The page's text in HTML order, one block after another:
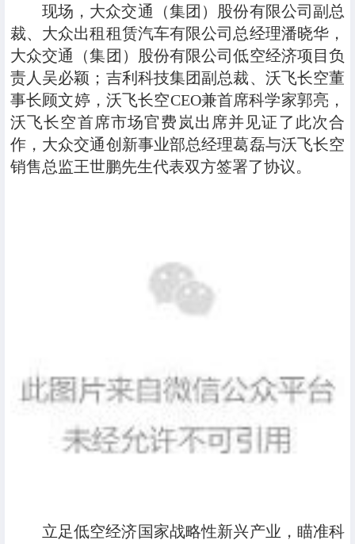
现场，大众交通（集团）股份有限公司副总
裁、大众出租租赁汽车有限公司总经理潘晓华，
大众交通（集团）股份有限公司低空经济项目负
责人吴必颖；吉利科技集团副总裁、沃飞长空董
事长顾文婷，沃飞长空CEO兼首席科学家郭亮，
沃飞长空首席市场官费岚出席并见证了此次合
作，大众交通创新事业部总经理葛磊与沃飞长空
销售总监王世鹏先生代表双方签署了协议。
立足低空经济国家战略性新兴产业，瞄准科